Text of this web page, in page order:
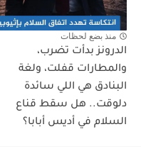
منذ بضع لحظات
الدرونز بدأت تضرب،
والمطارات قفلت، ولغة
البنادق هي اللي سائدة
دلوقت.. هل سقط قناع
السلام في أديس أبابا؟